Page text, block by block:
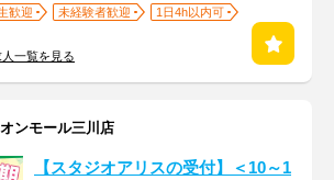
歓迎 未経験者歓迎
1日4h以内可
一覧を見る
ンモール三川店
【スタジオアリスの受付】＜10～1